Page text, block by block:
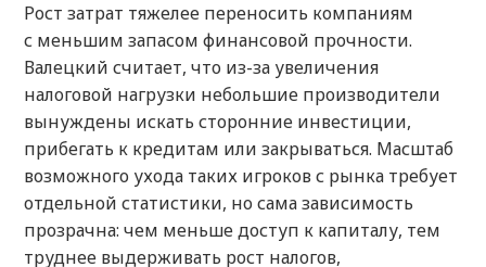
Рост затрат тяжелее переносить компаниям
с меньшим запасом финансовой прочности.
Валецкий считает, что из-за увеличения
налоговой нагрузки небольшие производители
вынуждены искать сторонние инвестиции,
прибегать к кредитам или закрываться. Масштаб
возможного ухода таких игроков с рынка требует
отдельной статистики, но сама зависимость
прозрачна: чем меньше доступ к капиталу, тем
труднее выдерживать рост налогов,